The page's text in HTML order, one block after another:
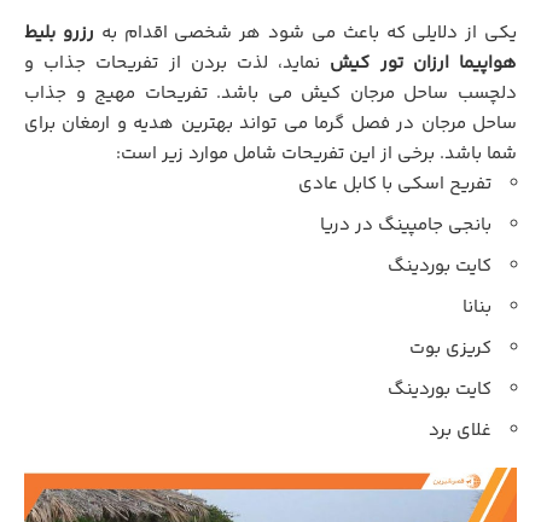
یکی از دلایلی که باعث می شود هر شخصی اقدام به رزرو بلیط
هواپیما ارزان تور کیش نماید، لذت بردن از تفریحات جذاب و
دلچسب ساحل مرجان کیش می باشد. تفریحات مهیج و جذاب
ساحل مرجان در فصل گرما می تواند بهترین هدیه و ارمغان برای
شما باشد. برخی از این تفریحات شامل موارد زیر است:
تفریح اسکی با کابل عادی
بانجی جامپینگ در دریا
کایت بوردینگ
بنانا
کریزی بوت
کایت بوردینگ
غلای برد